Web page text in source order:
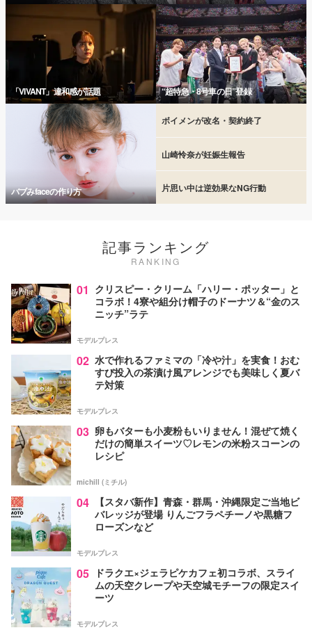
「VIVANT」違和感が話題 “超特急・8号車の日”登録
バブみfaceの作り方
ボイメンが改名・契約終了
山崎怜奈が妊娠生報告
片思い中は逆効果なNG行動
記事ランキング
RANKING
01 クリスピー・クリーム「ハリー・ポッター」と
コラボ！4寮や組分け帽子のドーナツ＆“金のス
ニッチ”ラテ
モデルプレス
02 水で作れるファミマの「冷や汁」を実食！おむ
すび投入の茶漬け風アレンジでも美味しく夏バ
テ対策
モデルプレス
03 卵もバターも小麦粉もいりません！混ぜて焼く
だけの簡単スイーツ♡レモンの米粉スコーンの
レシピ
michill (ミチル)
04
【スタバ新作】青森・群馬・沖縄限定ご当地ビ
バレッジが登場 りんごフラペチーノや黒糖フ
ローズンなど
モデルプレス
05
ドラクエ×ジェラピケカフェ初コラボ、スライ
ムの天空クレープや天空城モチーフの限定スイ
ーツ
モデルプレス